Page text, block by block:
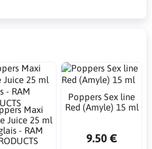
Maxi
Juice 25 ml
- RAM
Poppers Sex line
Red (Amyle) 15 ml
9.50 €